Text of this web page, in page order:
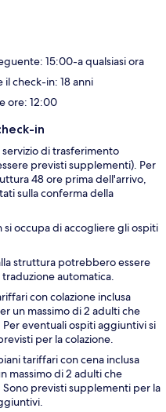
15:00-a qualsiasi ora
check-in: 18 anni
ore: 12:00
in
di trasferimento
previsti supplementi). Per
48 ore prima dell'arrivo,
sulla conferma della
si occupa di accogliere gli ospiti
struttura potrebbero essere
automatica.
con colazione inclusa
un massimo di 2 adulti che
eventuali ospiti aggiuntivi si
per la colazione.
tariffari con cena inclusa
massimo di 2 adulti che
previsti supplementi per la